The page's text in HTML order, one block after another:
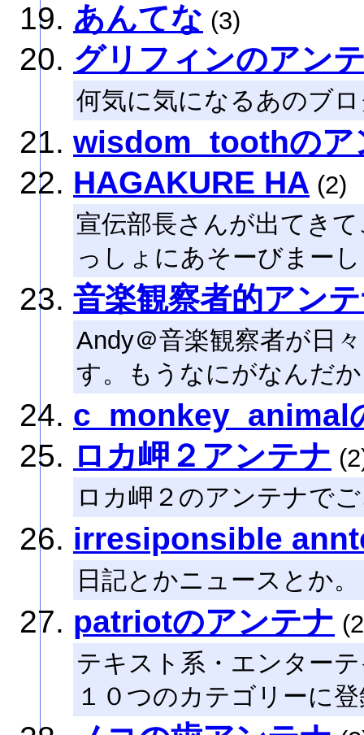
あんてな (3)
グリフィンのアン
何気に気になるあのブ
wisdom_toothのア
HAGAKURE HA (2)
宣伝部長さんが出てき
っしょにあそーびまー
音楽観察者的アン
Andy＠音楽観察者が日
す。もうなにがなんだ
c_monkey_animal
ロカ岬２アンテナ
ロカ岬２のアンテナで
irresiponsible
日記とかニュースとか。
patriotのアンテナ
テキスト系・エンター
１０つのカテゴリーに